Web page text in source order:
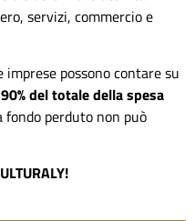
servizi, commercio e
possono contare su
del totale della spesa
perduto non può